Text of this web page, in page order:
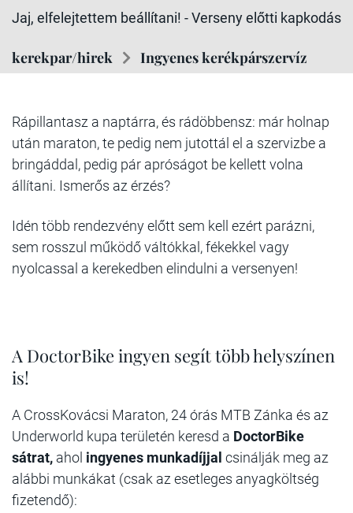
Jaj, elfelejtettem beállítani! - Verseny előtti kapkodás
kerekpar/hirek Ingyenes kerékpárszervíz
Rápillantasz a naptárra, és rádöbbensz: már holnap
után maraton, te pedig nem jutottál el a szervizbe a
bringáddal, pedig pár apróságot be kellett volna
állítani. Ismerős az érzés?
Idén több rendezvény előtt sem kell ezért parázni,
sem rosszul működő váltókkal, fékekkel vagy
nyolcassal a kerekedben elindulni a versenyen!
A DoctorBike ingyen segít több helyszínen
is!
A CrossKovácsi Maraton, 24 órás MTB Zánka és az
Underworld kupa területén keresd a DoctorBike
sátrat, ahol ingyenes munkadíjjal csinálják meg az
alábbi munkákat (csak az esetleges anyagköltség
fizetendő):